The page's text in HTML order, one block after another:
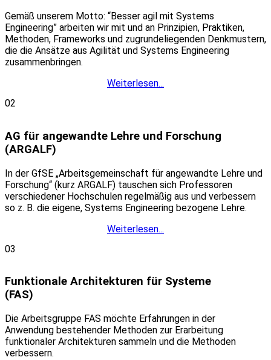
Gemäß unserem Motto: “Besser agil mit Systems
Engineering” arbeiten wir mit und an Prinzipien, Praktiken,
Methoden, Frameworks und zugrundeliegenden Denkmustern,
die die Ansätze aus Agilität und Systems Engineering
zusammenbringen.
Weiterlesen...
02
AG für angewandte Lehre und Forschung
(ARGALF)
In der GfSE „Arbeitsgemeinschaft für angewandte Lehre und
Forschung“ (kurz ARGALF) tauschen sich Professoren
verschiedener Hochschulen regelmäßig aus und verbessern
so z. B. die eigene, Systems Engineering bezogene Lehre.
Weiterlesen...
03
Funktionale Architekturen für Systeme
(FAS)
Die Arbeitsgruppe FAS möchte Erfahrungen in der
Anwendung bestehender Methoden zur Erarbeitung
funktionaler Architekturen sammeln und die Methoden
verbessern.